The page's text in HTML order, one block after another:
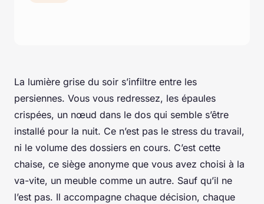
La lumière grise du soir s’infiltre entre les
persiennes. Vous vous redressez, les épaules
crispées, un nœud dans le dos qui semble s’être
installé pour la nuit. Ce n’est pas le stress du travail,
ni le volume des dossiers en cours. C’est cette
chaise, ce siège anonyme que vous avez choisi à la
va-vite, un meuble comme un autre. Sauf qu’il ne
l’est pas. Il accompagne chaque décision, chaque